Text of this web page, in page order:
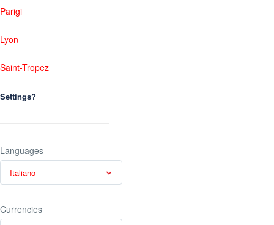
Parigi
Lyon
Saint-Tropez
Settings?
Languages
Italiano
Currencies